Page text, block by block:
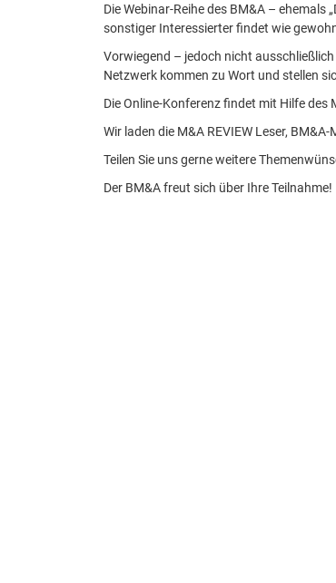
Die Webinar-Reihe des BM&A – ehemals
sonstiger Interessierter findet wie
Vorwiegend – jedoch nicht
Netzwerk kommen zu Wort und stellen
Die Online-Konferenz findet mit Hilfe des
Wir laden die M&A REVIEW Leser,
Teilen Sie uns gerne weitere
Der BM&A freut sich über Ihre Teilnahme!